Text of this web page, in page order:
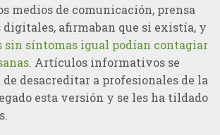
medios de comunicación, prensa
afirmaban que si existía, y
sin síntomas igual podían contagiar
. Artículos informativos se
desacreditar a profesionales de la
esta versión y se les ha tildado